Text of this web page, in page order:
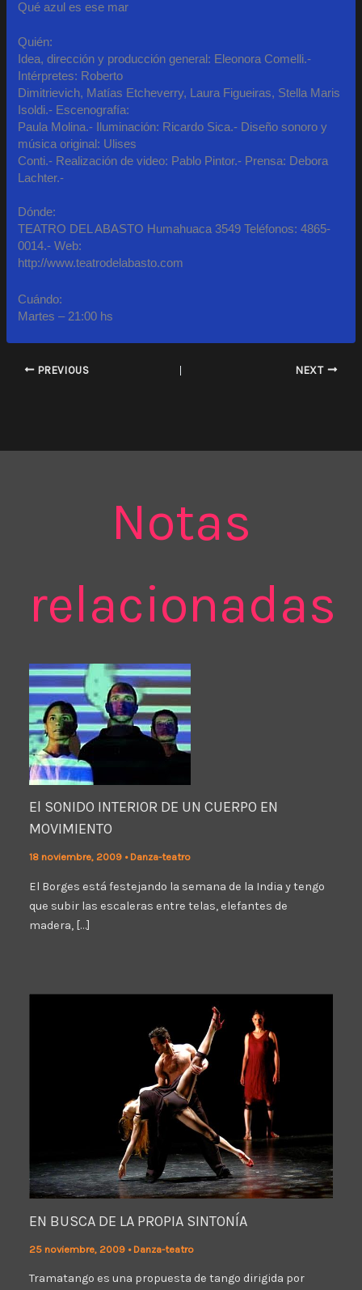
Qué azul es ese mar
Quién:
Idea, dirección y producción general: Eleonora Comelli.-
Intérpretes: Roberto
Dimitrievich, Matías Etcheverry, Laura Figueiras, Stella Maris
Isoldi.- Escenografía:
Paula Molina.- Iluminación: Ricardo Sica.- Diseño sonoro y
música original: Ulises
Conti.- Realización de video: Pablo Pintor.- Prensa: Debora
Lachter.-
Dónde:
TEATRO DEL ABASTO Humahuaca 3549 Teléfonos: 4865-
0014.- Web:
http://www.teatrodelabasto.com
Cuándo:
Martes – 21:00 hs
PREVIOUS NEXT
Notas
relacionadas
El SONIDO INTERIOR DE UN CUERPO EN
MOVIMIENTO
18 noviembre, 2009 • Danza-teatro
El Borges está festejando la semana de la India y tengo
que subir las escaleras entre telas, elefantes de
madera, […]
EN BUSCA DE LA PROPIA SINTONÍA
25 noviembre, 2009 • Danza-teatro
Tramatango es una propuesta de tango dirigida por